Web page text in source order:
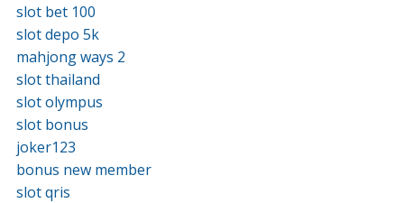
slot bet 100
slot depo 5k
mahjong ways 2
slot thailand
slot olympus
slot bonus
joker123
bonus new member
slot qris